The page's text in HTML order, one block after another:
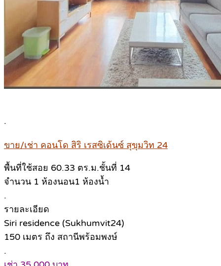
.
ขาย/เช่า คอนโด สิริ เรสซิเด้นซ์ สุขุมวิท 24
พื้นที่ใช้สอย 60.33 ตร.ม.ชั้นที่ 14
จำนวน 1 ห้องนอน1 ห้องน้ำ
.
รายละเอียด
Siri residence (Sukhumvit24)
150 เมตร ถึง สถานีพร้อมพงษ์
.